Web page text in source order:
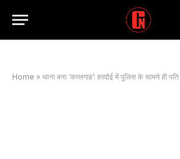
Home » थाना बना ‘कत्लगाह’: हरदोई में पुलिस के सामने ही